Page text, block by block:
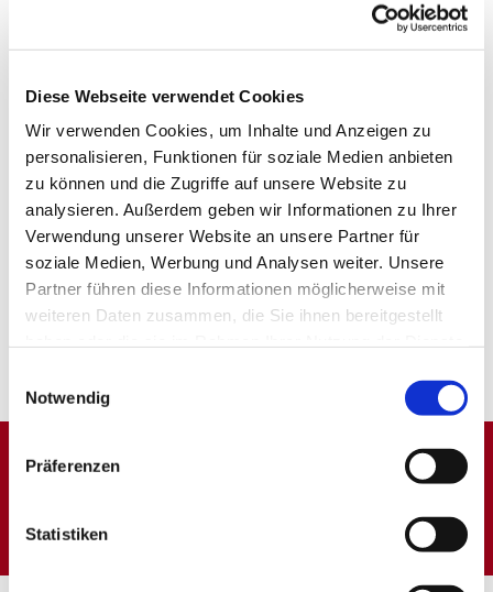
Diese Webseite verwendet Cookies
Wir verwenden Cookies, um Inhalte und Anzeigen zu
personalisieren, Funktionen für soziale Medien anbieten
zu können und die Zugriffe auf unsere Website zu
analysieren. Außerdem geben wir Informationen zu Ihrer
Verwendung unserer Website an unsere Partner für
soziale Medien, Werbung und Analysen weiter. Unsere
Partner führen diese Informationen möglicherweise mit
weiteren Daten zusammen, die Sie ihnen bereitgestellt
Notwendig
Präferenzen
Statistiken